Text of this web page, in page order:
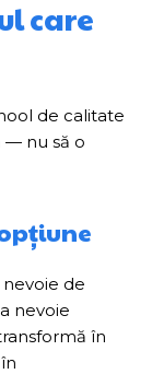
care
de calitate
— nu să o
de
nevoie
în